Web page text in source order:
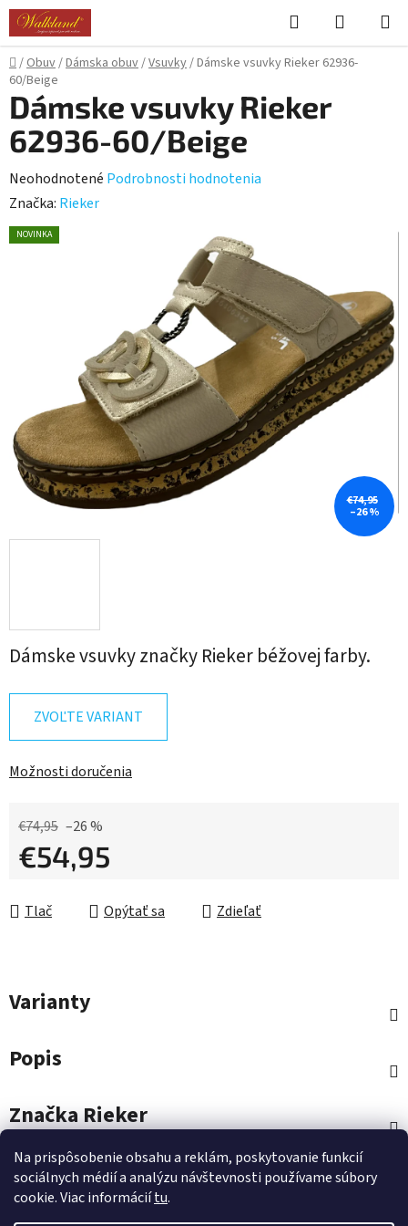
Na prispôsobenie obsahu a reklám, poskytovanie funkcií
sociálnych médií a analýzu návštevnosti používame súbory
cookie. Viac informáciítu.
Prejsť
obsah
Hľadať
KOŠÍK
Domov
/Obuv/Dámska obuv/Vsuvky/Dámske vsuvky Rieker 62936-
60/Beige
Dámske vsuvky značky Rieker béžovej farby.
ZVOĽTE VARIANT
Možnosti doručenia
€74,95 –26 %
€54,95
Tlač
Opýtať sa Zdieľať
Dámske vsuvky Rieker
62936-60/Beige
Priemerné
hodnotenie
produktu
Neohodnotené Podrobnosti hodnotenia
Značka: Rieker
NOVINKA
€74,95
–26 %
Varianty
Popis
ZnačkaRieker
Diskusia